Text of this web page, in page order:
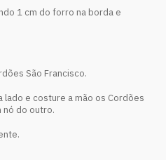
1 cm do forro na borda e
São Francisco.
lado e costure a mão os Cordões
nó do outro.